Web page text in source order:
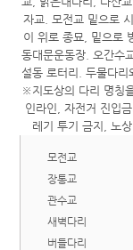
모전교
장통교
관수교
새벽다리
버들다리